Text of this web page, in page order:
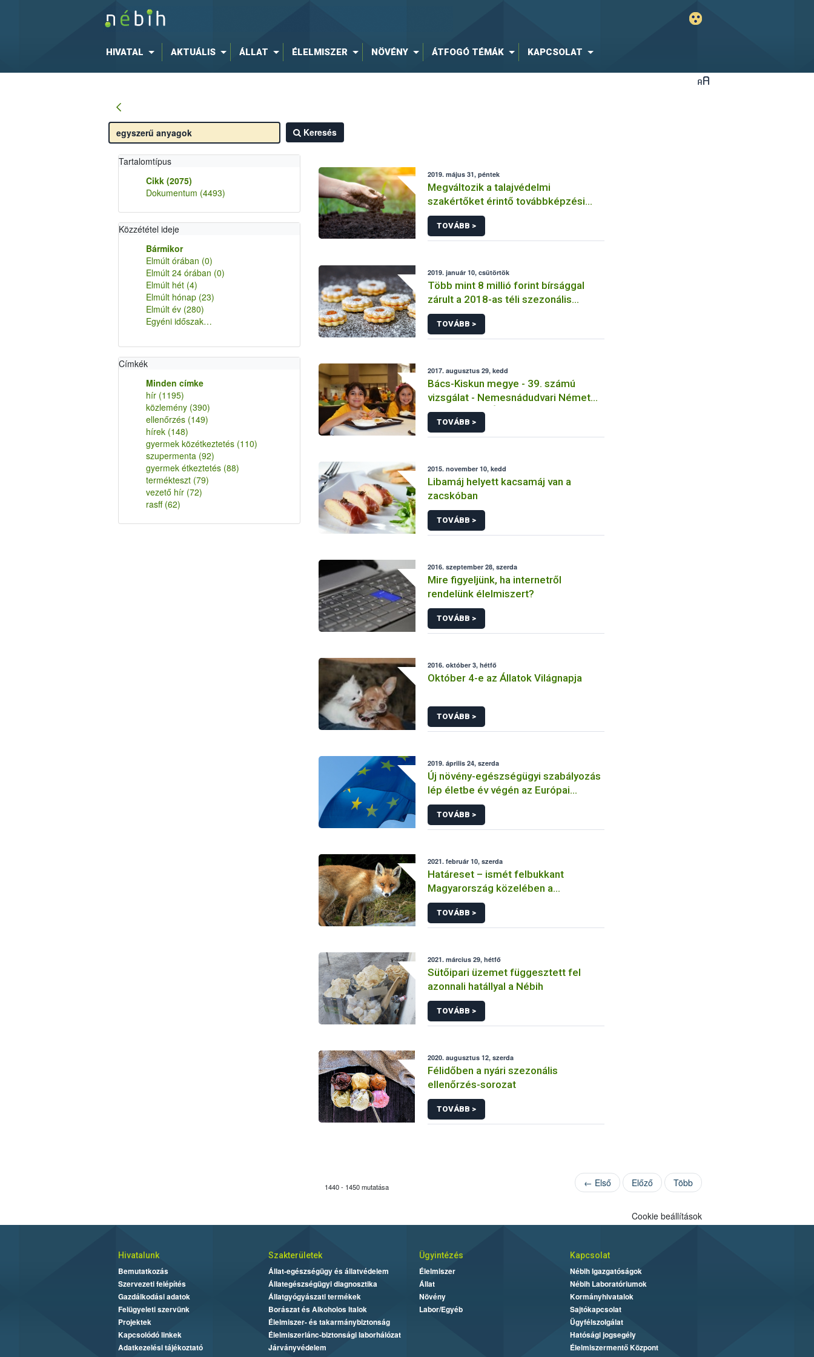
HIVATAL AKTUÁLIS ÁLLAT ÉLELMISZER NÖVÉNY ÁTFOGÓ TÉMÁK KAPCSOLAT
Keresés
Tartalomtípus
Cikk (2075)
Dokumentum (4493)
Közzététel ideje
Bármikor
Elmúlt órában (0)
Elmúlt 24 órában (0)
Elmúlt hét (4)
Elmúlt hónap (23)
Elmúlt év (280)
Egyéni időszak…
Címkék
Minden címke
hír (1195)
közlemény (390)
ellenőrzés (149)
hírek (148)
gyermek közétkeztetés (110)
szupermenta (92)
gyermek étkeztetés (88)
termékteszt (79)
vezető hír (72)
rasff (62)
2019. május 31, péntek
Megváltozik a talajvédelmi
szakértőket érintő továbbképzési
struktúra
TOVÁBB >
2019. január 10, csütörtök
Több mint 8 millió forint bírsággal
zárult a 2018-as téli szezonális
élelmiszerlánc-ellenőrzés
TOVÁBB >
2017. augusztus 29, kedd
Bács-Kiskun megye - 39. számú
vizsgálat - Nemesnádudvari Német
Nemzetiségi Óvoda Tálalókonyha
TOVÁBB >
2015. november 10, kedd
Libamáj helyett kacsamáj van a
zacskóban
TOVÁBB >
2016. szeptember 28, szerda
Mire figyeljünk, ha internetről
rendelünk élelmiszert?
TOVÁBB >
2016. október 3, hétfő
Október 4-e az Állatok Világnapja
TOVÁBB >
2019. április 24, szerda
Új növény-egészségügyi szabályozás
lép életbe év végén az Európai
Unióban
TOVÁBB >
2021. február 10, szerda
Határeset – ismét felbukkant
Magyarország közelében a
veszettség
TOVÁBB >
2021. március 29, hétfő
Sütőipari üzemet függesztett fel
azonnali hatállyal a Nébih
TOVÁBB >
2020. augusztus 12, szerda
Félidőben a nyári szezonális
ellenőrzés-sorozat
TOVÁBB >
1440 - 1450 mutatása ← Első Előző Több
Cookie beállítások
Hivatalunk
Bemutatkozás
Szervezeti felépítés
Gazdálkodási adatok
Felügyeleti szervünk
Projektek
Kapcsolódó linkek
Adatkezelési tájékoztató
Szakterületek
Állat-egészségügy és állatvédelem
Állategészségügyi diagnosztika
Állatgyógyászati termékek
Borászat és Alkoholos Italok
Élelmiszer- és takarmánybiztonság
Élelmiszerlánc-biztonsági laborhálózat
Járványvédelem
Ügyintézés
Élelmiszer
Állat
Növény
Labor/Egyéb
Kapcsolat
Nébih Igazgatóságok
Nébih Laboratóriumok
Kormányhivatalok
Sajtókapcsolat
Ügyfélszolgálat
Hatósági jogsegély
Élelmiszermentő Központ